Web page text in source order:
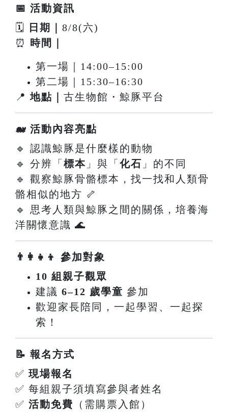
📅 活動資訊
🗓
日期｜ 8/8(六)
⏰ 時間｜
第一場｜14:00–15:00
第二場｜15:30–16:30
📍地點｜ 古生物館・鯨豚平台
🐋 活動內容亮點
🔹 認識鯨豚是什麼樣的動物
🔹 分辨「 標本 」與「 化石 」的不同
🔹 觀察鯨豚骨骼標本，找一找和人類骨
骼相似的地方 🦴
🔹 思考人類與鯨豚之間的關係，培養海
洋關懷意識 🌊
👨‍👩‍👧‍👦 參加對象
10 組親子觀眾
建議 6–12 歲學童 參加
歡迎家長陪同，一起學習、一起探
索！
📝 報名方式
✅ 現場報名
✅ 每組親子須填寫參與者姓名
✅ 活動免費 （需購票入館）